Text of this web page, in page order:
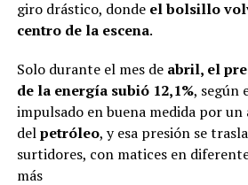
giro drástico, donde el bolsillo
centro de la escena.
Solo durante el mes de abril, el
de la energía subió 12,1%, según
impulsado en buena medida por un
delpetróleo, y esa presión se
surtidores, con matices en
más